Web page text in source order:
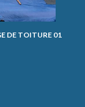
DE TOITURE 01